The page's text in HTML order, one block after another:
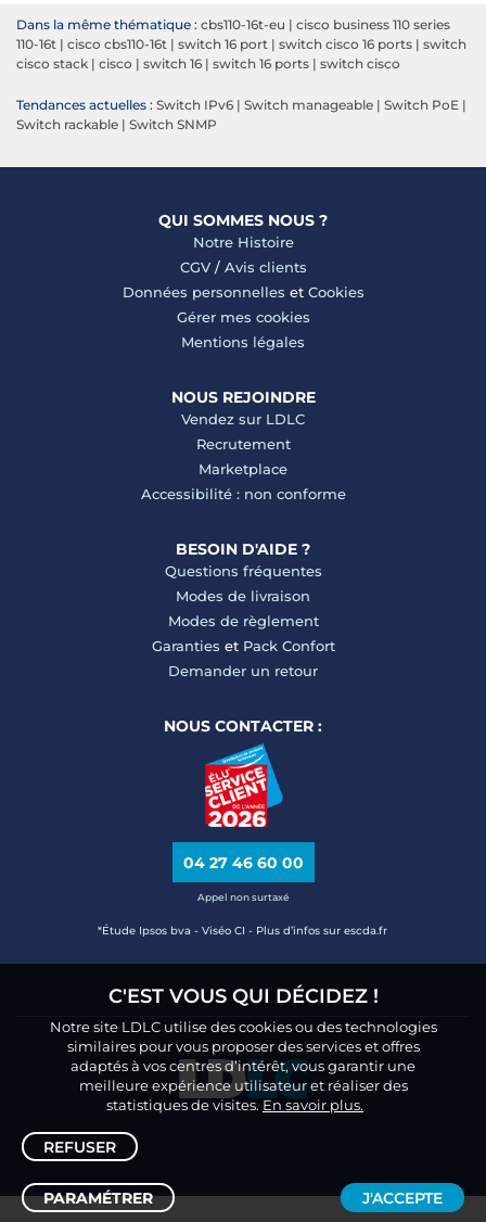
Dans la même thématique : cbs110-16t-eu | cisco business 110 series
110-16t | cisco cbs110-16t | switch 16 port | switch cisco 16 ports | switch
cisco stack | cisco | switch 16 | switch 16 ports | switch cisco
Tendances actuelles : Switch IPv6 | Switch manageable | Switch PoE |
Switch rackable | Switch SNMP
QUI SOMMES NOUS ?
Notre Histoire
CGV/ Avis clients
Données personnelles et Cookies
Gérer mes cookies
Mentions légales
NOUS REJOINDRE
Vendez sur LDLC
Recrutement
Marketplace
Accessibilité : non conforme
BESOIN D'AIDE ?
Questions fréquentes
Modes de livraison
Modes de règlement
Garanties et Pack Confort
Demander un retour
NOUS CONTACTER :
04 27 46 60 00
Appel non surtaxé
*Étude Ipsos bva - Viséo CI - Plus d’infos sur escda.fr
C'EST VOUS QUI DÉCIDEZ !
Notre site LDLC utilise des cookies ou des technologies
similaires pour vous proposer des services et offres
adaptés à vos centres d’intérêt, vous garantir une
meilleure expérience utilisateur et réaliser des
statistiques de visites. En savoir plus.
REFUSER
PARAMÉTRER J'ACCEPTE